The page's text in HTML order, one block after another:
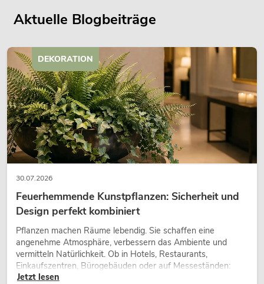
345,00€
PSSO PA Set PRO S MK2
No. 20000456Artikel nicht mehr verfügbar
Aktuelle Blogbeiträge
30.07.2026
Feuerhemmende Kunstpflanzen: Sicherheit und
Design perfekt kombiniert
Pflanzen machen Räume lebendig. Sie schaffen eine
angenehme Atmosphäre, verbessern das Ambiente und
vermitteln Natürlichkeit. Ob in Hotels, Restaurants,
Einkaufszentren, Bürogebäuden oder auf Messeständen:
eine hochwertige Begrünung gehört heute längst zum
Jetzt lesen
DEKORATION